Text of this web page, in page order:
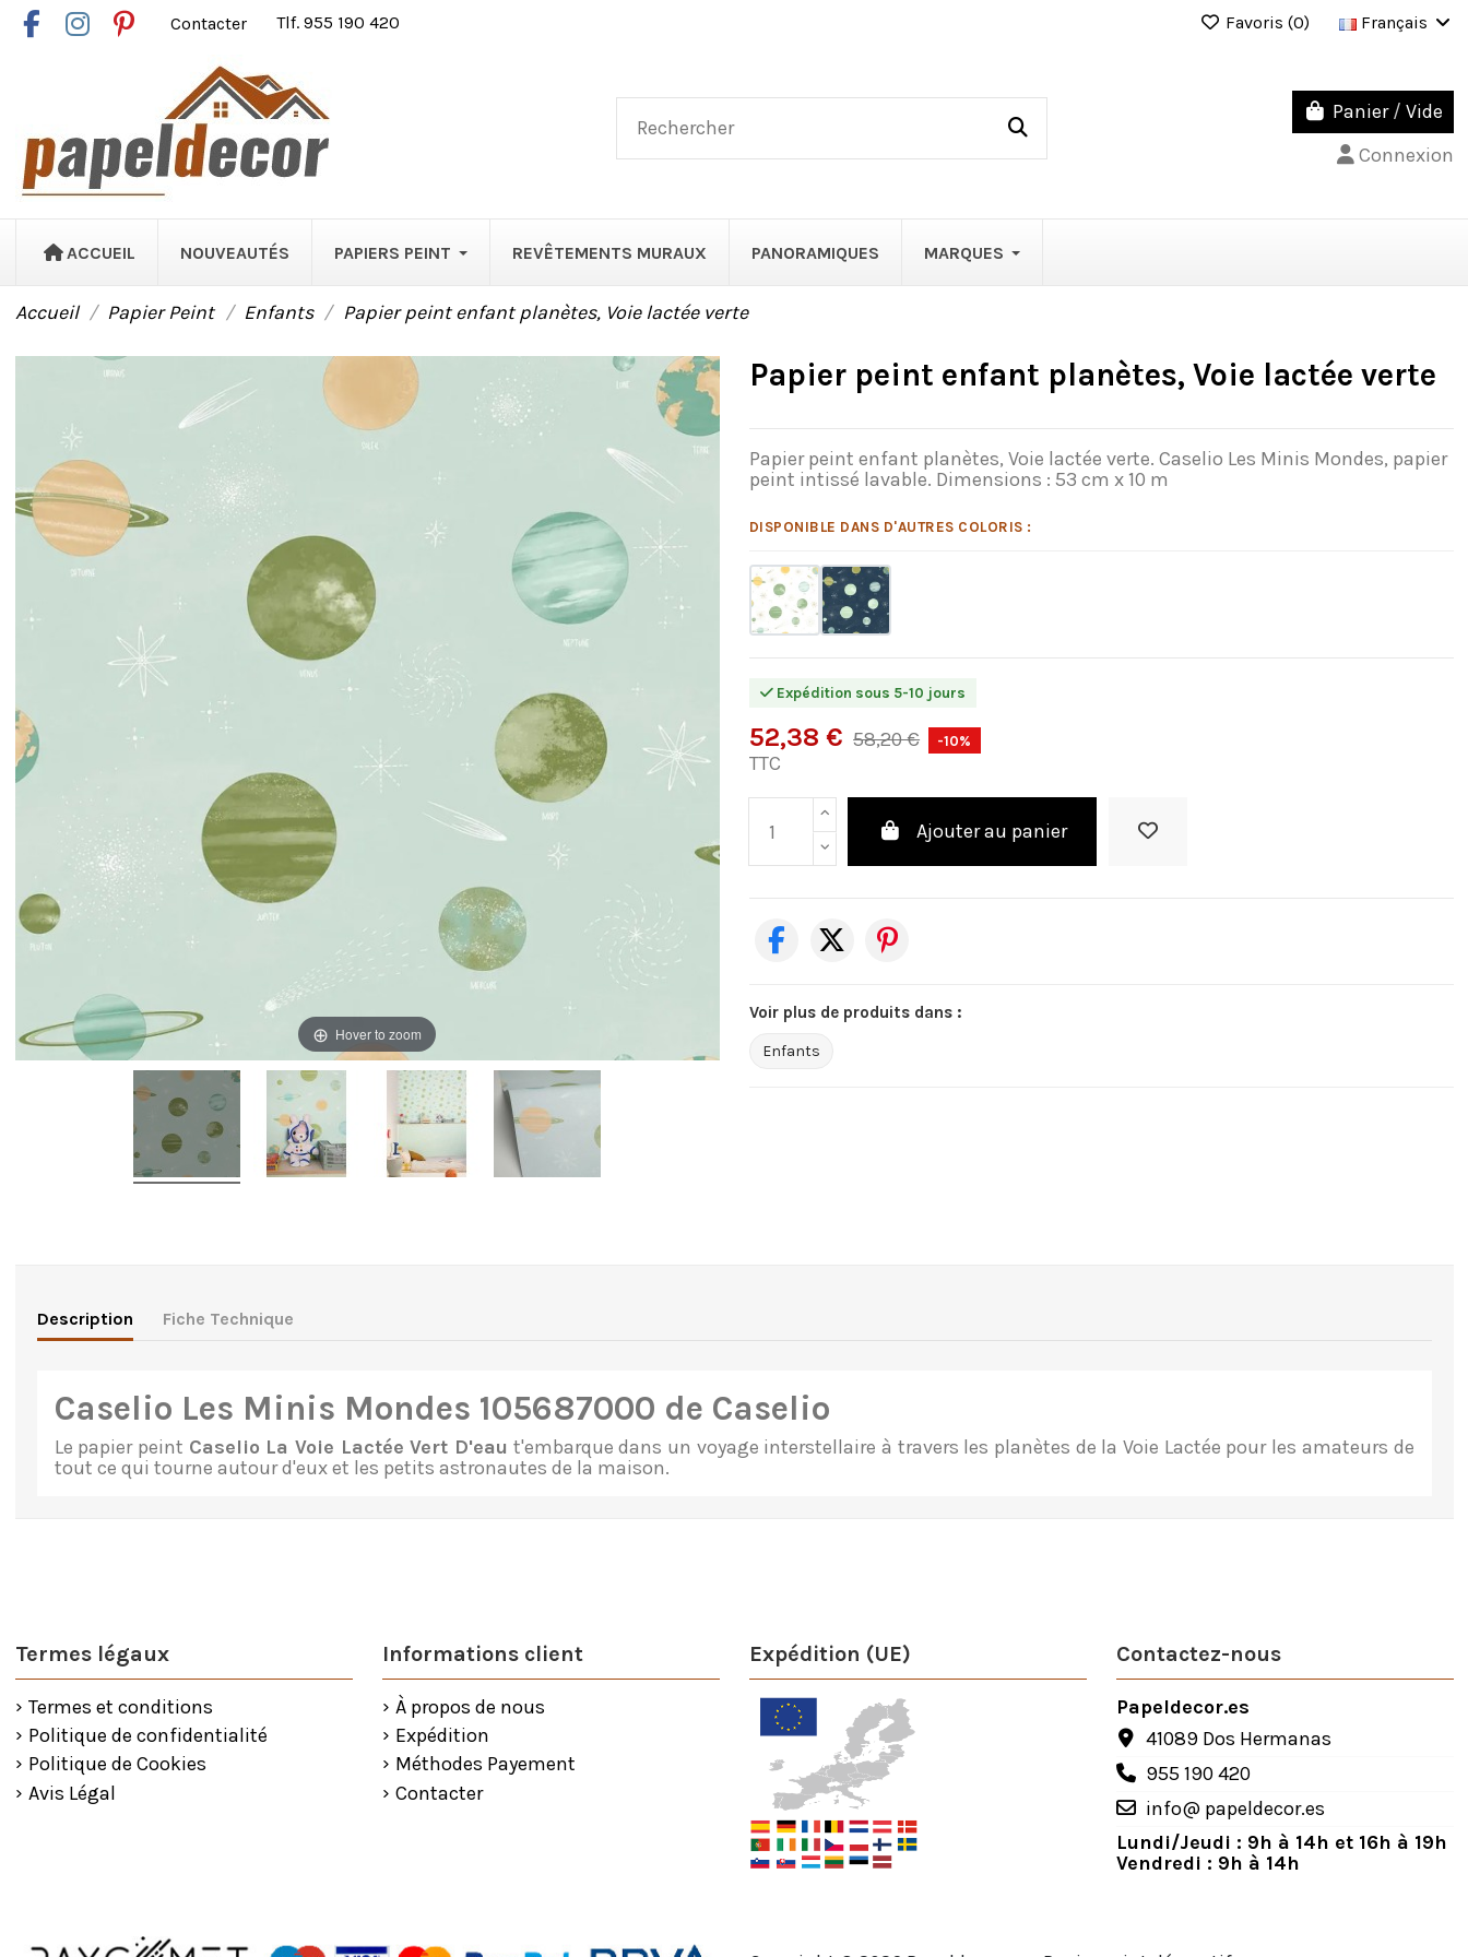
Contacter Tlf. 955 190 420 Favoris (0) Français
Panier / Vide
Connexion
ACCUEIL NOUVEAUTÉS PAPIERS PEINT REVÊTEMENTS MURAUX PANORAMIQUES MARQUES
Accueil Papier Peint Enfants Papier peint enfant planètes, Voie lactée verte
Hover to zoom
Papier peint enfant planètes, Voie lactée verte
Papier peint enfant planètes, Voie lactée verte. Caselio Les Minis Mondes, papier
peint intissé lavable. Dimensions : 53 cm x 10 m
DISPONIBLE DANS D'AUTRES COLORIS :
Expédition sous 5-10 jours
52,38 € 58,20 € -10%
TTC
Ajouter au panier
Voir plus de produits dans :
Enfants
Description Fiche Technique
Caselio Les Minis Mondes 105687000 de Caselio
Le papier peint Caselio La Voie Lactée Vert D'eau t'embarque dans un voyage interstellaire à travers les planètes de la Voie Lactée pour les amateurs de
tout ce qui tourne autour d'eux et les petits astronautes de la maison.
Termes légaux
Termes et conditions
Politique de confidentialité
Politique de Cookies
Avis Légal
Informations client
À propos de nous
Expédition
Méthodes Payement
Contacter
Expédition (UE) Contactez-nous
Papeldecor.es
41089 Dos Hermanas
955 190 420
info@ papeldecor.es
Lundi/Jeudi : 9h à 14h et 16h à 19h
Vendredi : 9h à 14h